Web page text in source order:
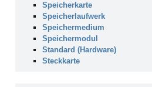
Speicherkarte
Speicherlaufwerk
Speichermedium
Speichermodul
Standard (Hardware)
Steckkarte